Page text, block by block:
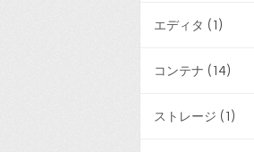
エディタ (1)
コンテナ (14)
ストレージ (1)